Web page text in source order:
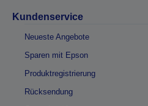
Kundenservice
Neueste Angebote
Sparen mit Epson
Produktregistrierung
Rücksendung